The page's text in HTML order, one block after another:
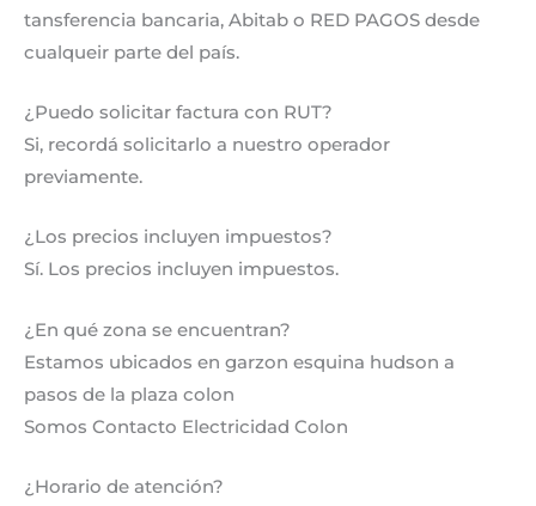
tansferencia bancaria, Abitab o RED PAGOS desde
cualqueir parte del país.
¿Puedo solicitar factura con RUT?
Si, recordá solicitarlo a nuestro operador
previamente.
¿Los precios incluyen impuestos?
Sí. Los precios incluyen impuestos.
¿En qué zona se encuentran?
Estamos ubicados en garzon esquina hudson a
pasos de la plaza colon
Somos Contacto Electricidad Colon
¿Horario de atención?